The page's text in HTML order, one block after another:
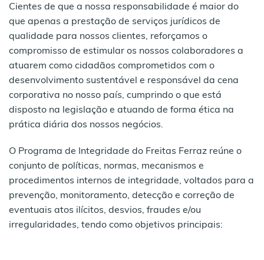
Cientes de que a nossa responsabilidade é maior do
que apenas a prestação de serviços jurídicos de
qualidade para nossos clientes, reforçamos o
compromisso de estimular os nossos colaboradores a
atuarem como cidadãos comprometidos com o
desenvolvimento sustentável e responsável da cena
corporativa no nosso país, cumprindo o que está
disposto na legislação e atuando de forma ética na
prática diária dos nossos negócios.
O Programa de Integridade do Freitas Ferraz reúne o
conjunto de políticas, normas, mecanismos e
procedimentos internos de integridade, voltados para a
prevenção, monitoramento, detecção e correção de
eventuais atos ilícitos, desvios, fraudes e/ou
irregularidades, tendo como objetivos principais: